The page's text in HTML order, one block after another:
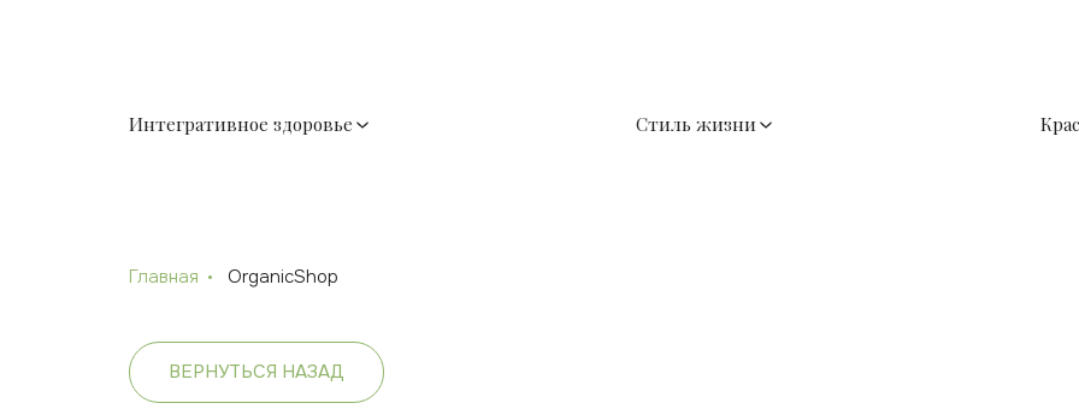
Интегративное здоровье Стиль жизни
Главная OrganicShop
ВЕРНУТЬСЯ НАЗАД